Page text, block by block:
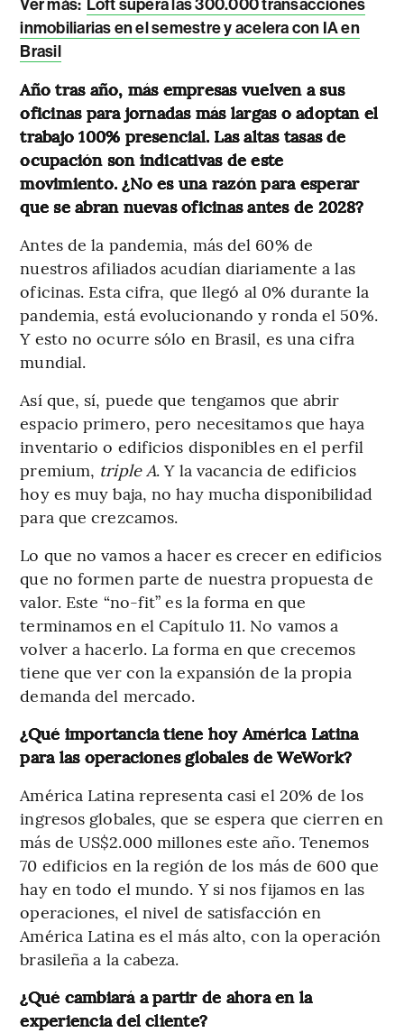
Ver más: Loft supera las 300.000 transacciones
inmobiliarias en el semestre y acelera con IA en
Brasil
Año tras año, más empresas vuelven a sus
oficinas para jornadas más largas o adoptan el
trabajo 100% presencial. Las altas tasas de
ocupación son indicativas de este
movimiento. ¿No es una razón para esperar
que se abran nuevas oficinas antes de 2028?
Antes de la pandemia, más del 60% de
nuestros afiliados acudían diariamente a las
oficinas. Esta cifra, que llegó al 0% durante la
pandemia, está evolucionando y ronda el 50%.
Y esto no ocurre sólo en Brasil, es una cifra
mundial.
Así que, sí, puede que tengamos que abrir
espacio primero, pero necesitamos que haya
inventario o edificios disponibles en el perfil
premium, triple A. Y la vacancia de edificios
hoy es muy baja, no hay mucha disponibilidad
para que crezcamos.
Lo que no vamos a hacer es crecer en edificios
que no formen parte de nuestra propuesta de
valor. Este “no-fit” es la forma en que
terminamos en el Capítulo 11. No vamos a
volver a hacerlo. La forma en que crecemos
tiene que ver con la expansión de la propia
demanda del mercado.
¿Qué importancia tiene hoy América Latina
para las operaciones globales de WeWork?
América Latina representa casi el 20% de los
ingresos globales, que se espera que cierren en
más de US$2.000 millones este año. Tenemos
70 edificios en la región de los más de 600 que
hay en todo el mundo. Y si nos fijamos en las
operaciones, el nivel de satisfacción en
América Latina es el más alto, con la operación
brasileña a la cabeza.
¿Qué cambiará a partir de ahora en la
experiencia del cliente?